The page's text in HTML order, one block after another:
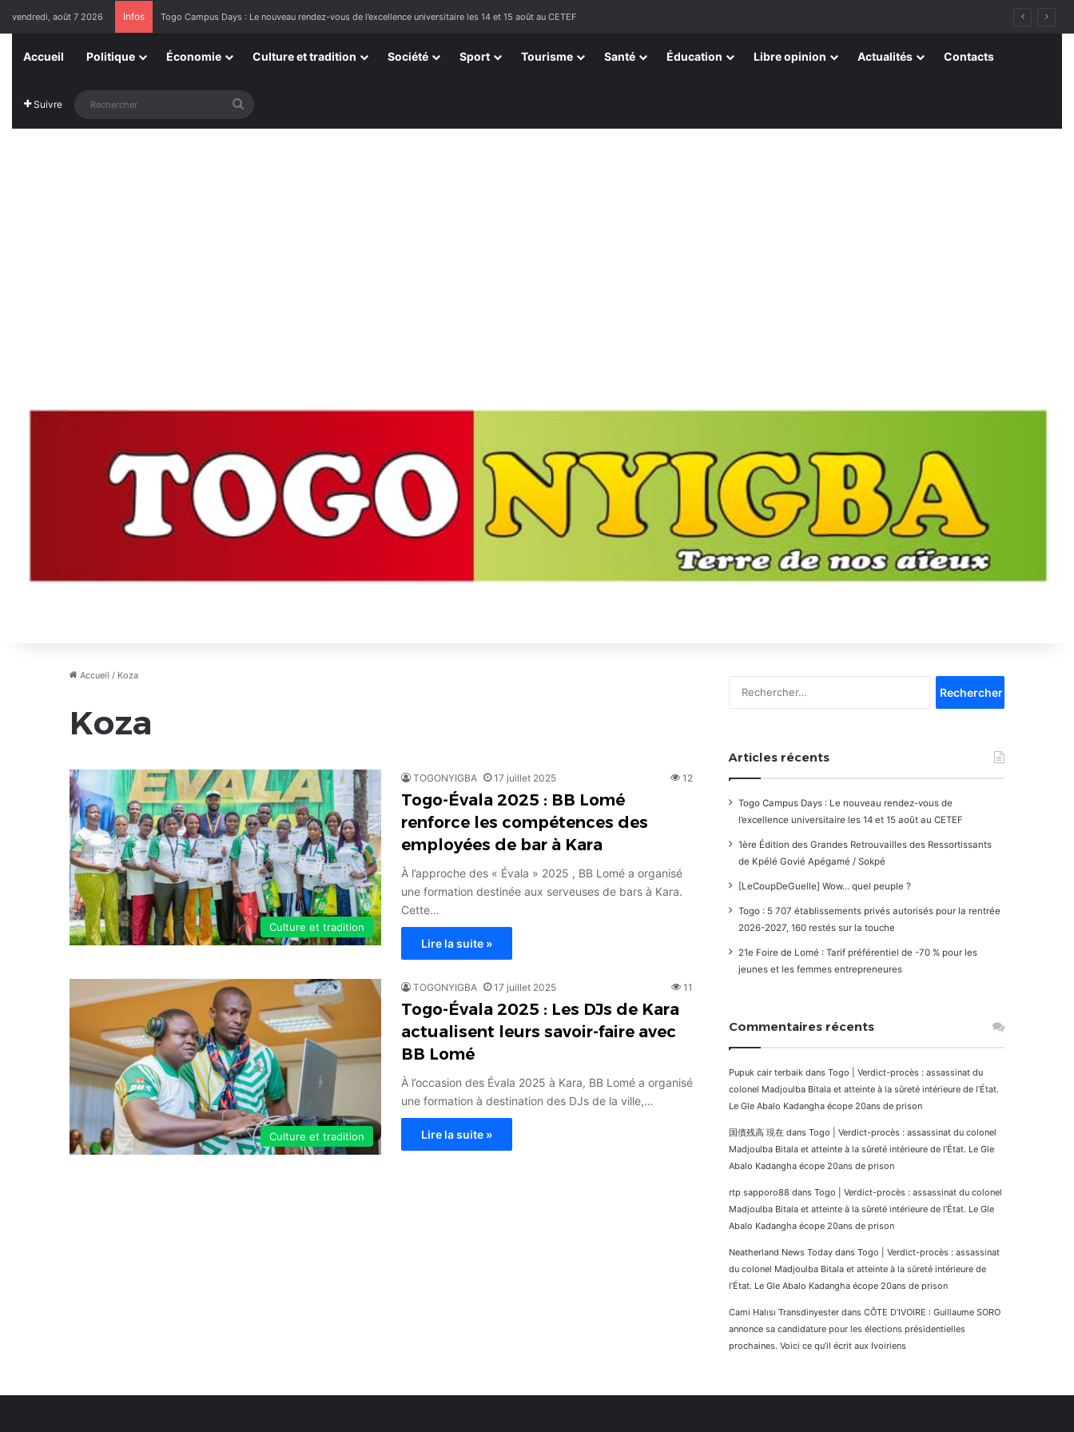
vendredi, août 7 2026 Infos 1ère Édition des Grandes Retrouvailles des Ressortissants de Kpélé Govié Apégamé / Sokpé
Accueil Politique Économie Culture et tradition Société Sport Tourisme Santé Éducation Libre opinion Actualités Contacts
Suivre
Accueil / Koza
Koza
Culture et tradition
TOGONYIGBA 17 juillet 2025 12
Togo-Évala 2025 : BB Lomé
renforce les compétences des
employées de bar à Kara
À l’approche des « Évala » 2025 , BB Lomé a organisé
une formation destinée aux serveuses de bars à Kara.
Cette…
Lire la suite »
Culture et tradition
TOGONYIGBA 17 juillet 2025 11
Togo-Évala 2025 : Les DJs de Kara
actualisent leurs savoir-faire avec
BB Lomé
À l’occasion des Évala 2025 à Kara, BB Lomé a organisé
une formation à destination des DJs de la ville,…
Lire la suite »
Articles récents
Togo Campus Days : Le nouveau rendez-vous de
l’excellence universitaire les 14 et 15 août au CETEF
1ère Édition des Grandes Retrouvailles des Ressortissants
de Kpélé Govié Apégamé / Sokpé
[LeCoupDeGuelle] Wow… quel peuple ?
Togo : 5 707 établissements privés autorisés pour la rentrée
2026-2027, 160 restés sur la touche
21e Foire de Lomé : Tarif préférentiel de -70 % pour les
jeunes et les femmes entrepreneures
Commentaires récents
Pupuk cair terbaik dans Togo | Verdict-procès : assassinat du
colonel Madjoulba Bitala et atteinte à la sûreté intérieure de l’État.
Le Gle Abalo Kadangha écope 20ans de prison
国債残高 現在 dans Togo | Verdict-procès : assassinat du colonel
Madjoulba Bitala et atteinte à la sûreté intérieure de l’État. Le Gle
Abalo Kadangha écope 20ans de prison
rtp sapporo88 dans Togo | Verdict-procès : assassinat du colonel
Madjoulba Bitala et atteinte à la sûreté intérieure de l’État. Le Gle
Abalo Kadangha écope 20ans de prison
Neatherland News Today dans Togo | Verdict-procès : assassinat
du colonel Madjoulba Bitala et atteinte à la sûreté intérieure de
l’État. Le Gle Abalo Kadangha écope 20ans de prison
Cami Halısı Transdinyester dans CÔTE D’IVOIRE : Guillaume SORO
annonce sa candidature pour les élections présidentielles
prochaines. Voici ce qu’il écrit aux Ivoiriens